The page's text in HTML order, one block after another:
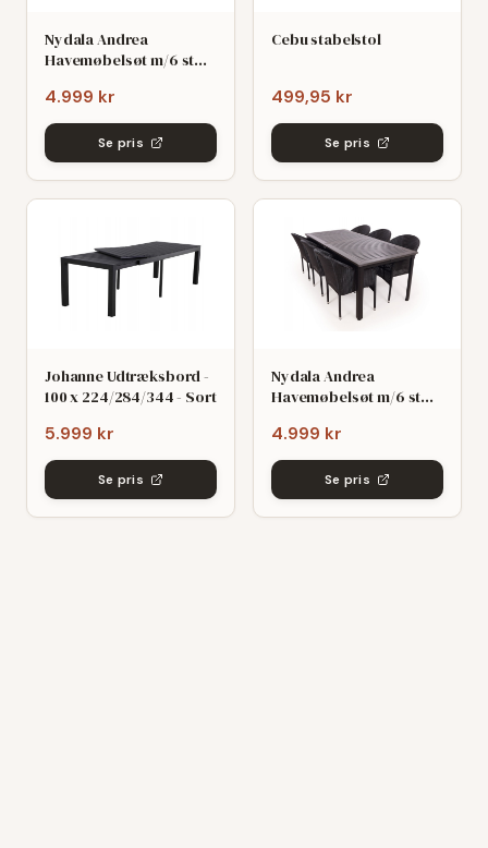
Nydala Andrea
Havemøbelsøt m/6 stole
grø
4.999 kr
Se pris
Cebu stabelstol
499,95 kr
Se pris
Johanne Udtræksbord -
100 x 224/284/344 - Sort
5.999 kr
Se pris
Nydala Andrea
Havemøbelsøt m/6 stole
grø/Sort
4.999 kr
Se pris